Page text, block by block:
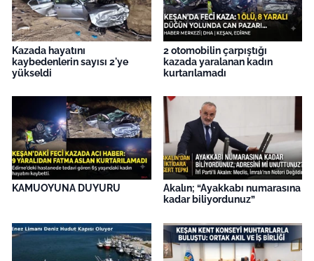
Kazada hayatını
kaybedenlerin sayısı 2'ye
yükseldi
2 otomobilin çarpıştığı
kazada yaralanan kadın
kurtarılamadı
KAMUOYUNA DUYURU
Akalın; “Ayakkabı numarasına
kadar biliyordunuz”
Gündem-Eğitim